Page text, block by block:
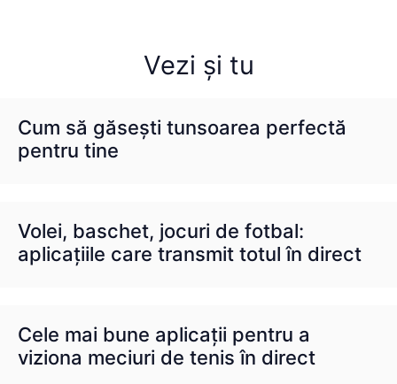
Vezi și tu
Cum să găsești tunsoarea perfectă
pentru tine
Volei, baschet, jocuri de fotbal:
aplicațiile care transmit totul în direct
Cele mai bune aplicații pentru a
viziona meciuri de tenis în direct